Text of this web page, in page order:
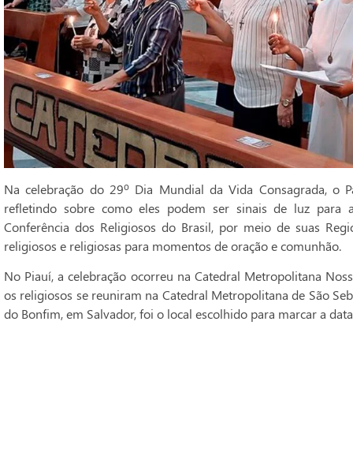
Na celebração do 29º Dia Mundial da Vida Consagrada, o
refletindo sobre como eles podem ser sinais de luz para
Conferência dos Religiosos do Brasil, por meio de suas
religiosos e religiosas para momentos de oração e comunhão.
No Piauí, a celebração ocorreu na Catedral Metropolitana
os religiosos se reuniram na Catedral Metropolitana de São
do Bonfim, em Salvador, foi o local escolhido para marcar a